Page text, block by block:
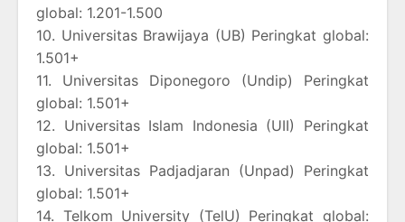
global: 1.201-1.500
10. Universitas Brawijaya (UB) Peringkat global:
1.501+
11. Universitas Diponegoro (Undip) Peringkat
global: 1.501+
12. Universitas Islam Indonesia (UII) Peringkat
global: 1.501+
13. Universitas Padjadjaran (Unpad) Peringkat
global: 1.501+
14. Telkom University (TelU) Peringkat global: